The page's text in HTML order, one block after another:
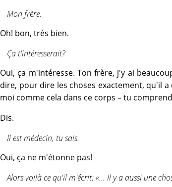
Mon frère.
Oh! bon, très bien.
Ça t'intéresserait?
Oui, ça m'intéresse. Ton frère, j'y ai
dire, pour dire les choses exactement, qu'il
moi comme cela dans ce corps – tu
Dis.
Il est médecin, tu sais.
Oui, ça ne m'étonne pas!
Alors voilà ce qu'il m'écrit: «... Il y a aussi une